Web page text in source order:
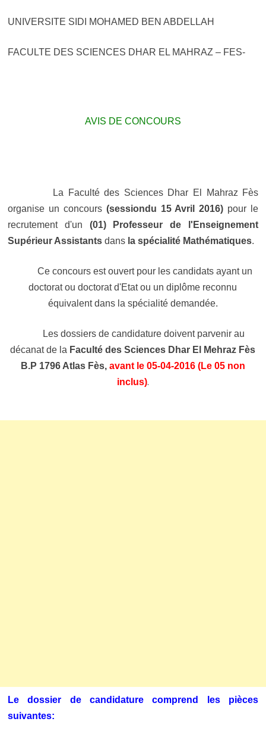
UNIVERSITE SIDI MOHAMED BEN ABDELLAH
FACULTE DES SCIENCES DHAR EL MAHRAZ – FES-
AVIS DE CONCOURS
La Faculté des Sciences Dhar El Mahraz Fès
organise un concours (sessiondu 15 Avril 2016) pour le
recrutement d'un (01) Professeur de l'Enseignement
Supérieur Assistantsdans la spécialité Mathématiques.
Ce concours est ouvert pour les candidats ayant un
doctorat ou doctoratd'Etat ou un diplôme reconnu
équivalent dans la spécialité demandée.
Les dossiers de candidature doivent parvenir au
décanat de la Faculté des Sciences Dhar El Mehraz Fès
B.P 1796 Atlas Fès, avant le 05-04-2016 (Le 05 non
inclus).
Le dossier de candidature comprend les pièces
suivantes: